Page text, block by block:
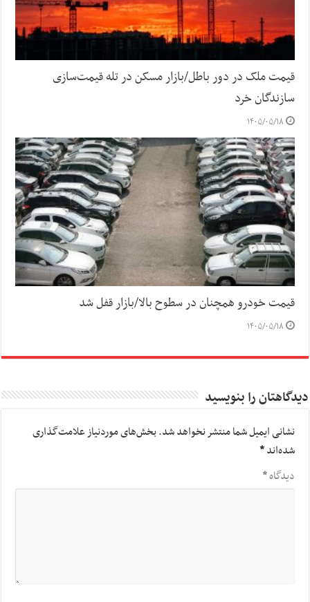
قیمت ملک در دور باطل/بازار مسکن در تله قیمت‌سازی
سازندگان خرد
۱۴۰۵/۰۵/۱۸
قیمت خودرو همچنان در سطوح بالا/بازار قفل شد
۱۴۰۵/۰۵/۱۸
دیدگاهتان را بنویسید
نشانی ایمیل شما منتشر نخواهد شد.بخش‌های موردنیاز علامت‌گذاری
شده‌اند*
دیدگاه*